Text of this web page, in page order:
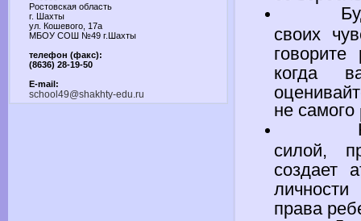
Ростовская область
г. Шахты
ул. Кошевого, 17а
МБОУ СОШ №49 г.Шахты
телефон (факс):
(8636) 28-19-50
E-mail:
school49@shakhty-edu.ru
своих
когда
не самого
Не
силой,
создает
личности
права